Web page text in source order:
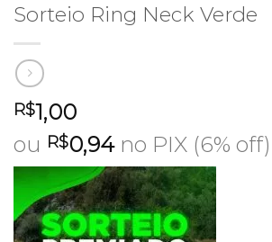
Sorteio Ring Neck Verde
R$1,00
ou R$0,94 no PIX (6% off)